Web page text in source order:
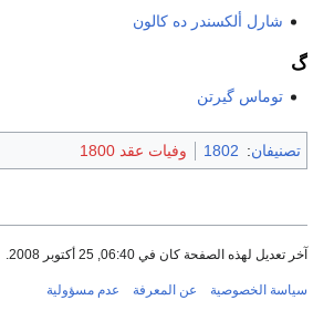
شارل ألكسندر ده كالون
گ
توماس گيرتن
تصنيفان:
1802 وفيات عقد 1800
آخر تعديل لهذه الصفحة كان في 06:40, 25 أكتوبر 2008.
سياسة الخصوصية عن المعرفة عدم مسؤولية